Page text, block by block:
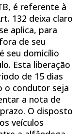
é referente à
132 deixa claro
aplica, para
de seu
seu domicílio
Esta liberação
de 15 dias
o condutor seja
a nota de
O disposto
veículos